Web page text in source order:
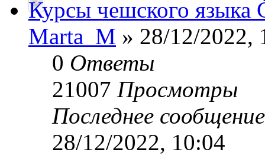
Курсы чешского языка
Marta_M » 28/12/2022,
0 Ответы
21007 Просмотры
Последнее
28/12/2022, 10:04